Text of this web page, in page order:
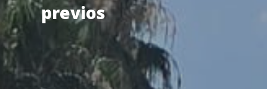
previos